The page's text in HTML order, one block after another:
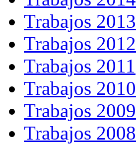
Trabajos 2013
Trabajos 2012
Trabajos 2011
Trabajos 2010
Trabajos 2009
Trabajos 2008